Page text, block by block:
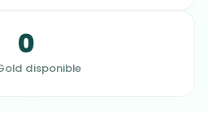
0
disponible